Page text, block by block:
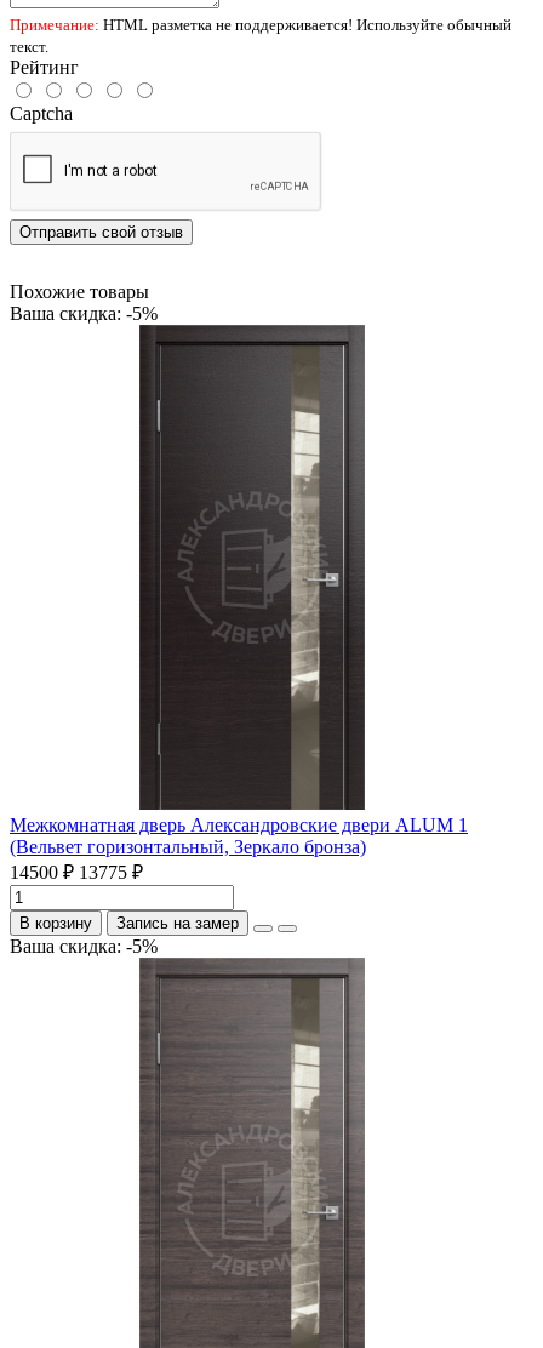
Примечание: HTML разметка не поддерживается! Используйте обычный
текст.
Рейтинг
Captcha
Отправить свой отзыв
Похожие товары
Ваша скидка: -5%
Межкомнатная дверь Александровские двери ALUM 1
(Вельвет горизонтальный, Зеркало бронза)
14500 ₽ 13775 ₽
В корзину Запись на замер
Ваша скидка: -5%